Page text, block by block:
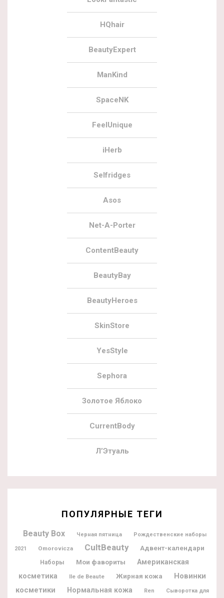
HQhair
BeautyExpert
ManKind
SpaceNK
FeelUnique
iHerb
Selfridges
Asos
Net-A-Porter
ContentBeauty
BeautyBay
BeautyHeroes
SkinStore
YesStyle
Sephora
Золотое Яблоко
CurrentBody
Л’Этуаль
ПОПУЛЯРНЫЕ ТЕГИ
Beauty Box Черная пятница Рождественские наборы
2021 Omorovicza CultBeauty Адвент-календари
Наборы Мои фавориты
Американская
косметика
Ile de Beaute Жирная кожа
Новинки
косметики
Нормальная кожа Ren Сыворотка для